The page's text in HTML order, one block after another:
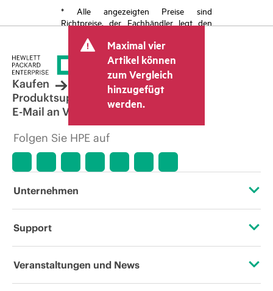
* Alle angezeigten Preise sind
Richtpreise, der Fachhändler legt den
kann weitere Gebühren wie
Mehrwertsteuer und Versandkosten
berücksichtigen. Der vom Fachhändler
festgelegte Transaktionspreis kann von
dem anderer Fachhändler und dem
angezeigten Richtpreis abweichen. Die
Richtpreise können zeitlich begrenzte
Sonderangebote enthalten. HPE behält
sich das Recht vor, jederzeit
Preisanpassungen vorzunehmen, u. a.
Marktbedingungen, der Einstellung von
Produktverfügbarkeit, dem Ende der
Lebensdauer von Werbeaktionen und
Maximal vier
Artikel können
zum Vergleich
hinzugefügt
werden.
Kaufen
Produktsupport
E-Mail an Vertrieb
Folgen Sie HPE auf
Unternehmen
Über HPE
Support
Operational Support Services
Veranstaltungen und News